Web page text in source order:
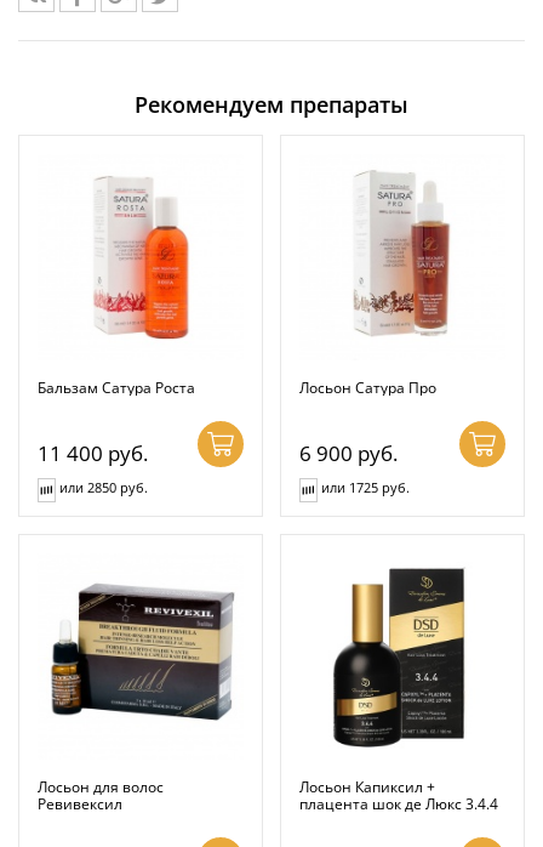
Рекомендуем препараты
Бальзам Сатура Роста
11 400 руб.
или 2850 руб.
Лосьон Сатура Про
6 900 руб.
или 1725 руб.
Лосьон для волос
Ревивексил
Лосьон Капиксил +
плацента шок де Люкс 3.4.4